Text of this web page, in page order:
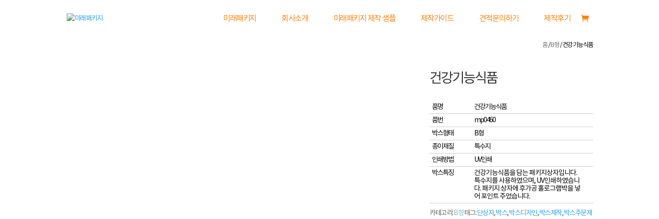
미래패키지 회사소개 미래패키지 제작 샘플 제작가이드 견적문의하기 제작후기
홈/B형/ 건강기능식품
건강기능식품
품명
건강기능식품
품번
mp0460
박스형태
B형
종이재질
특수지
인쇄방법
UV인쇄
박스특징
건강기능식품을 담는 패키지상자입니다.
특수지를 사용하였으며, UV인쇄하였습니
다. 패키지 상자에 후가공 홀로그램박을 넣
어 포인트 주었습니다.
카테고리: B형태그:단상자,박스,박스디자인,박스제작,박스주문제